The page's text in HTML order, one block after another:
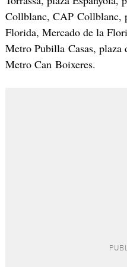
Collblanc, CAP Collblanc,
Florida, Mercado de la
Metro Pubilla Casas, plaza
Metro Can Boixeres.